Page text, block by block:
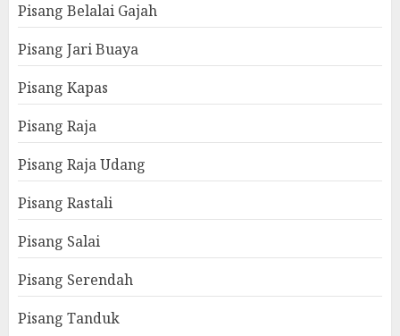
Pisang Belalai Gajah
Pisang Jari Buaya
Pisang Kapas
Pisang Raja
Pisang Raja Udang
Pisang Rastali
Pisang Salai
Pisang Serendah
Pisang Tanduk